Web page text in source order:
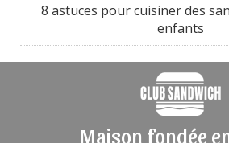
8 astuces pour cuisiner des
enfants
Maison fondée